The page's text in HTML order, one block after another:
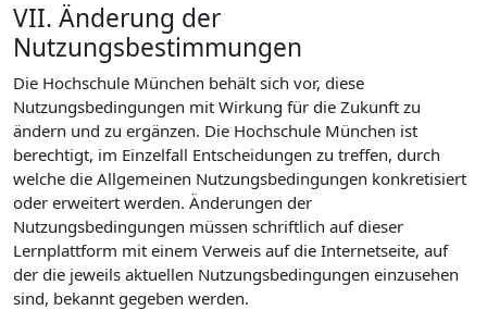
VII. Änderung der
Nutzungsbestimmungen
Die Hochschule München behält sich vor, diese
Nutzungsbedingungen mit Wirkung für die Zukunft zu
ändern und zu ergänzen. Die Hochschule München ist
berechtigt, im Einzelfall Entscheidungen zu treffen, durch
welche die Allgemeinen Nutzungsbedingungen konkretisiert
oder erweitert werden. Änderungen der
Nutzungsbedingungen müssen schriftlich auf dieser
Lernplattform mit einem Verweis auf die Internetseite, auf
der die jeweils aktuellen Nutzungsbedingungen einzusehen
sind, bekannt gegeben werden.